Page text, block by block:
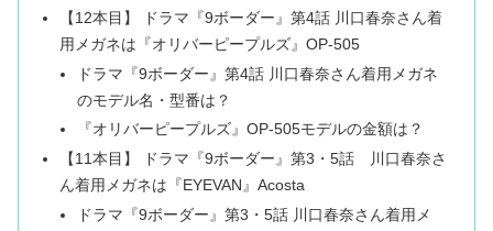
【12本目】 ドラマ『9ボーダー』第4話 川口春奈さん着
用メガネは『オリバーピープルズ』OP-505
ドラマ『9ボーダー』第4話 川口春奈さん着用メガネ
のモデル名・型番は？
『オリバーピープルズ』OP-505モデルの金額は？
【11本目】 ドラマ『9ボーダー』第3・5話 川口春奈さ
ん着用メガネは『EYEVAN』Acosta
ドラマ『9ボーダー』第3・5話 川口春奈さん着用メ